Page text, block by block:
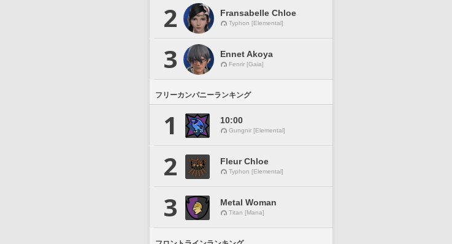
2 Fransabelle Chloe
Typhon [Elemental]
3 Ennet Akoya
Fenrir [Gaia]
フリーカンパニーランキング
1 10:00
Gungnir [Elemental]
2 Fleur Chloe
Typhon [Elemental]
3 Metal Woman
Titan [Mana]